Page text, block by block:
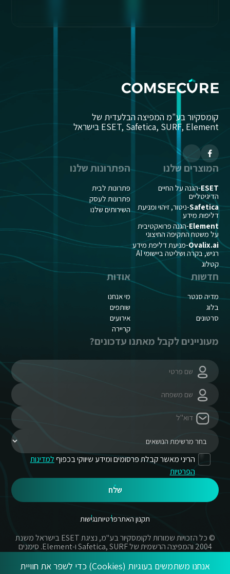
אנחנו משתמשים בעוגיות (Cookies) כדי לשפר את חוויית
קומסקיור בע"מ המפיצה הבלעדית של
ESET, Safetica, SURF, Element בישראל
המוצרים שלנו
ESET-הגנה על החיים
הדיגיטליים
Safetica-ניטור, זיהוי ומניעת
דליפות מידע
Element-הגנה פרואקטיבית
על משטח התקיפה החיצוני
Ovalix.ai-מניעת דליפת מידע
רגיש, בקרה ושליטה ביישומי AI
קטלוג
הפתרונות שלנו
פתרונות לבית
פתרונות לעסק
השירותים שלנו
חדשות
מדיה סנטר
בלוג
סרטונים
אודות
מי אנחנו
שותפים
אירועים
קריירה
מעוניינים לקבל מאתנו עדכונים?
הריני מאשר קבלת פרסומים ומידע שיווקי בכפוףלמדינות
הפרטיות
שלח
תקנון האתרפרטיותנגישות
© כל הזכויות שמורות לקומסקיור בע"מ, נציגת ESET בישראל משנת
2004 והמפיצה הרשמית של Safetica, SURF ו-Element. סימנים
מסחריים אשר בשימוש באתר זה הינם סימנים מסחריים או מותגים
רשומים של החברות הרשומות.